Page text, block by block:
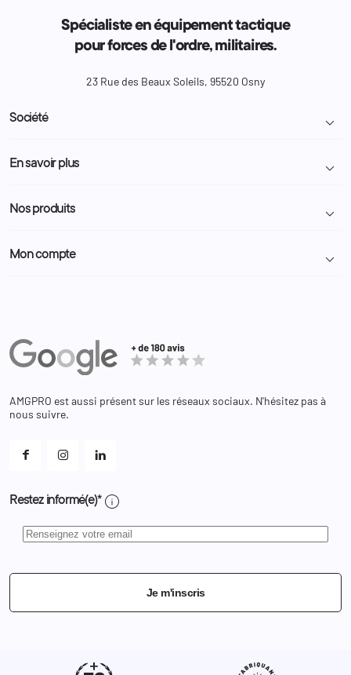
Spécialiste en équipement tactique
pour forces de l'ordre, militaires.
23 Rue des Beaux Soleils, 95520 Osny
Société 
Livraison et retour colis
Demande de devis
Nous contacter
En savoir plus 
Programme Fidélité
Administration
Nos produits 
Police Municipale | ASVP
Equipements
Bagagerie
Mon compte 
Adresses
Bons de réduction
Et les cookies ?
AMGPRO est aussi présent sur les réseaux sociaux. N'hésitez pas à
nous suivre.
Restez informé(e)* info
Je m'inscris